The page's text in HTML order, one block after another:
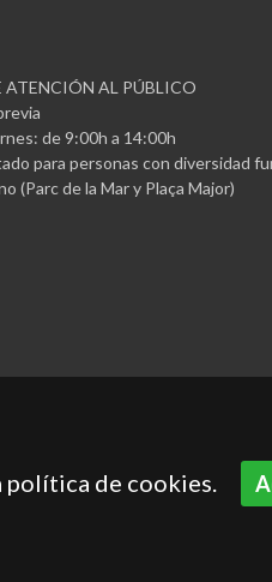
ATENCIÓN AL PÚBLICO
de 9:00h a 14:00h
para personas con diversidad
(Parc de la Mar y Plaça Major)
política de cookies.